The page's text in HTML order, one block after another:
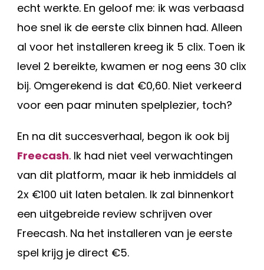
echt werkte. En geloof me: ik was verbaasd
hoe snel ik de eerste clix binnen had. Alleen
al voor het installeren kreeg ik 5 clix. Toen ik
level 2 bereikte, kwamen er nog eens 30 clix
bij. Omgerekend is dat €0,60. Niet verkeerd
voor een paar minuten spelplezier, toch?
En na dit succesverhaal, begon ik ook bij
Freecash. Ik had niet veel verwachtingen
van dit platform, maar ik heb inmiddels al
2x €100 uit laten betalen. Ik zal binnenkort
een uitgebreide review schrijven over
Freecash. Na het installeren van je eerste
spel krijg je direct €5.